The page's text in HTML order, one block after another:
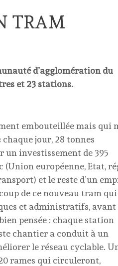
TRAM
d’agglomération du
et 23 stations.
embouteillée mais qui
jour, 28 tonnes
un investissement de 395
européenne, Etat,
et le reste d’un
de ce nouveau tram qui
et administratifs, avant
pensée : chaque station
chantier a conduit à un
le réseau cyclable.
rames qui circuleront,